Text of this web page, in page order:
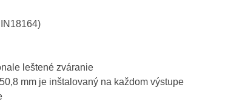
leštené zváranie
mm je inštalovaný na každom výstupe